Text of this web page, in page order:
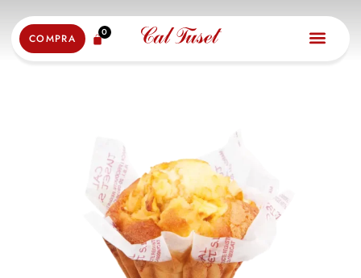
0
COMPRA